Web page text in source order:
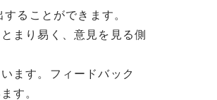
ることができます。
まり易く、意見を見る側
ます。フィードバック
す。